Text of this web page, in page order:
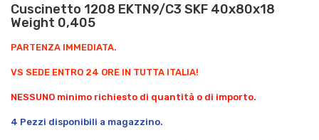
Cuscinetto 1208 EKTN9/C3 SKF 40x80x18
Weight 0,405
PARTENZA IMMEDIATA.
VS SEDE ENTRO 24 ORE IN TUTTA ITALIA!
NESSUNO minimo richiesto di quantità o di importo.
4 Pezzi disponibili a magazzino.